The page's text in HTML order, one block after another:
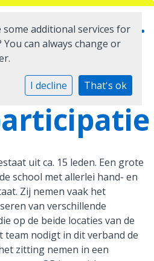
uit ca. 15 leden. Een grote
school met allerlei hand- en
Zij nemen vaak het
van verschillende
op de beide locaties van de
team nodigt in dit verband de
zitting nemen in een
some additional services for
You can always change or
I decline That's ok